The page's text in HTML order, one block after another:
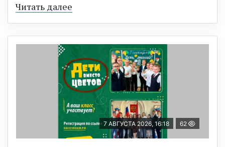
Читать далее
7 АВГУСТА 2026, 16:18 62